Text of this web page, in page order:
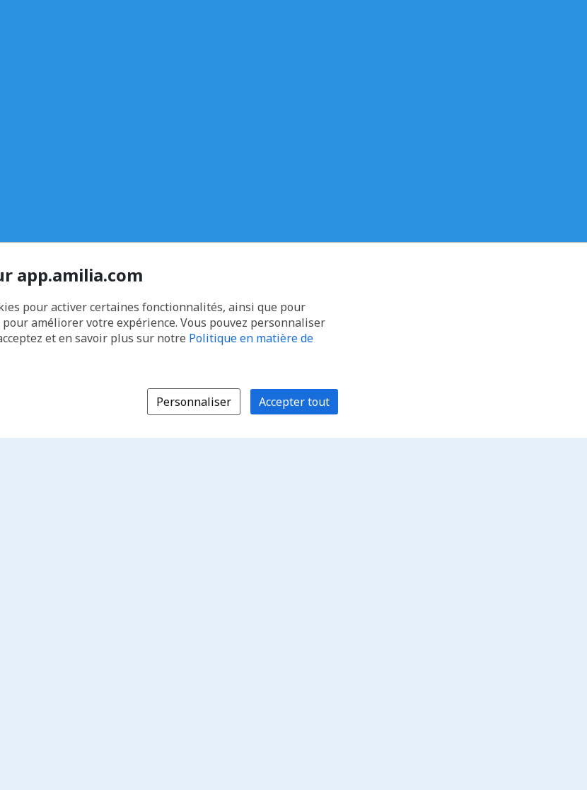
app.amilia.com
pour activer certaines fonctionnalités, ainsi que pour
améliorer votre expérience. Vous pouvez personnaliser
et en savoir plus sur notre Politique en matière de
Personnaliser Accepter tout